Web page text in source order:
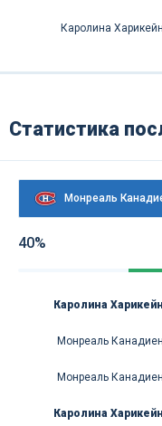
Каролина
Статистика
Монреаль
40%
Каролина
Монреаль
Монреаль
Каролина